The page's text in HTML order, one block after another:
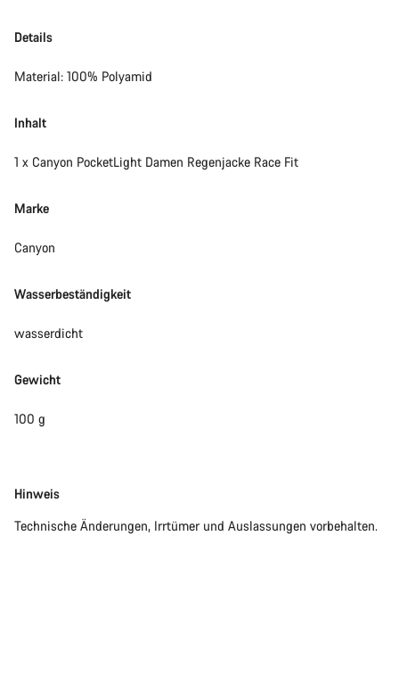
Details
Material: 100% Polyamid
Inhalt
1 x Canyon PocketLight Damen Regenjacke Race Fit
Marke
Canyon
Wasserbeständigkeit
wasserdicht
Gewicht
100 g
Disclaimer
Hinweis
Technische Änderungen, Irrtümer und Auslassungen vorbehalten.